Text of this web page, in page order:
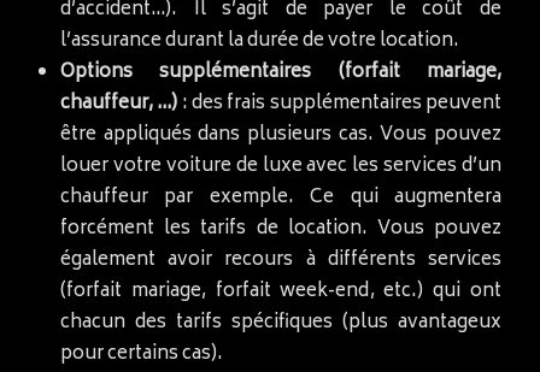
d’accident…). Il s’agit de payer le coût de
l’assurance durant la durée de votre location.
Options supplémentaires (forfait mariage,
chauffeur, …): des frais supplémentaires peuvent
être appliqués dans plusieurs cas. Vous pouvez
louer votre voiture de luxe avec les services d’un
chauffeur par exemple. Ce qui augmentera
forcément les tarifs de location. Vous pouvez
également avoir recours à différents services
(forfait mariage, forfait week-end, etc.) qui ont
chacun des tarifs spécifiques (plus avantageux
pour certains cas).